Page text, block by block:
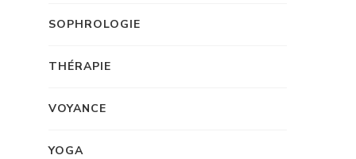
SOPHROLOGIE
THÉRAPIE
VOYANCE
YOGA